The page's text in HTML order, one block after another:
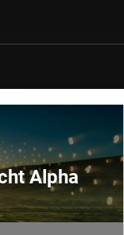
Alpha